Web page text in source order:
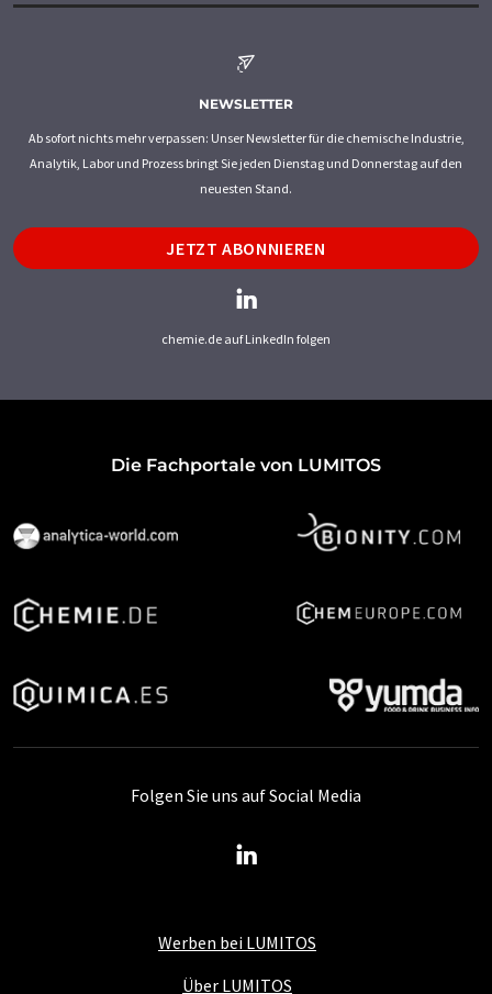
NEWSLETTER
Ab sofort nichts mehr verpassen: Unser Newsletter für die chemische Industrie,
Analytik, Labor und Prozess bringt Sie jeden Dienstag und Donnerstag auf den
neuesten Stand.
JETZT ABONNIEREN
chemie.de auf LinkedIn folgen
Die Fachportale von LUMITOS
Werben bei LUMITOS
Über LUMITOS
Folgen Sie uns auf Social Media